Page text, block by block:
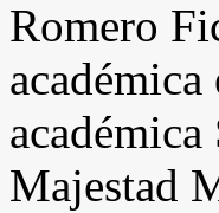
Romero
Majestad